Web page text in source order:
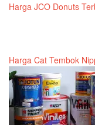
Harga JCO Donuts
Harga Cat Tembok